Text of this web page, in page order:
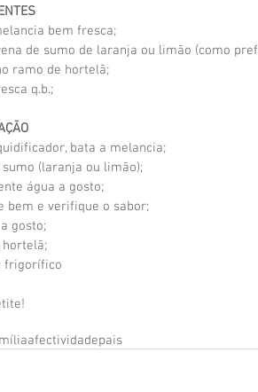
bem fresca;
de sumo de laranja ou limão (como
ramo de hortelã;
q.b.;
bata a melancia;
(laranja ou limão);
água a gosto;
bem e verifique o sabor;
gosto;
frigorífico
afectividadepais